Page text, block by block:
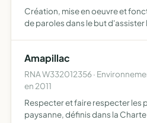
Création, mise en oeuvre et
de paroles dans le but d'assister
personnes âgées at…
Amapillac
RNA W332012356 ·
en 2011
Respecter et faire respecter les
paysanne, définis dans la